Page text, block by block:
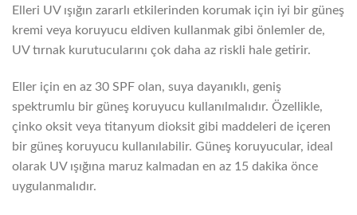
Elleri UV ışığın zararlı etkilerinden korumak için iyi bir güneş
kremi veya koruyucu eldiven kullanmak gibi önlemler de,
UV tırnak kurutucularını çok daha az riskli hale getirir.
Eller için en az 30 SPF olan, suya dayanıklı, geniş
spektrumlu bir güneş koruyucu kullanılmalıdır. Özellikle,
çinko oksit veya titanyum dioksit gibi maddeleri de içeren
bir güneş koruyucu kullanılabilir. Güneş koruyucular, ideal
olarak UV ışığına maruz kalmadan en az 15 dakika önce
uygulanmalıdır.